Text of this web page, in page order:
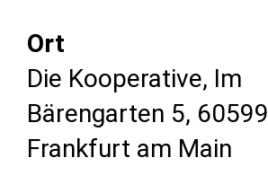
Ort
Die Kooperative, Im
Bärengarten 5, 60599
Frankfurt am Main